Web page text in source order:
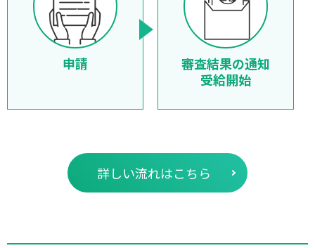
申請
審査結果の通知
受給開始
詳しい流れはこちら